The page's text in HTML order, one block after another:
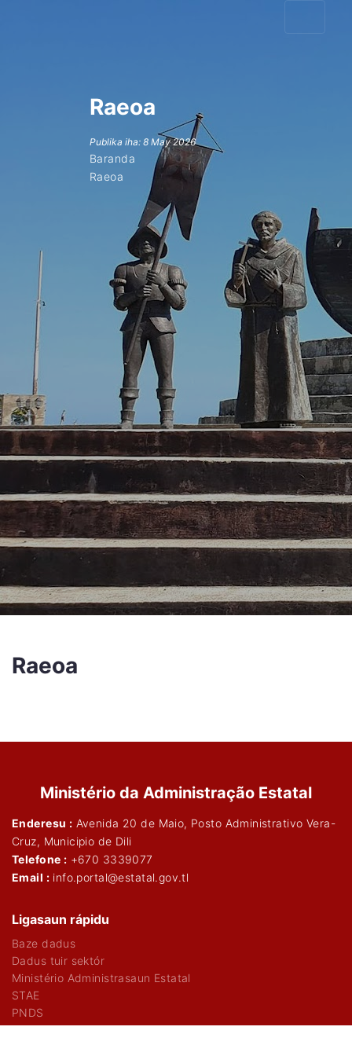
Raeoa
Publika iha: 8 May 2026
Baranda
Raeoa
Raeoa
Ministério da Administração Estatal
Enderesu : Avenida 20 de Maio, Posto Administrativo Vera-
Cruz, Municipio de Dili
Telefone : +670 3339077
Email :info.portal@estatal.gov.tl
Ligasaun rápidu
Baze dadus
Dadus tuir sektór
Ministério Administrasaun Estatal
STAE
PNDS